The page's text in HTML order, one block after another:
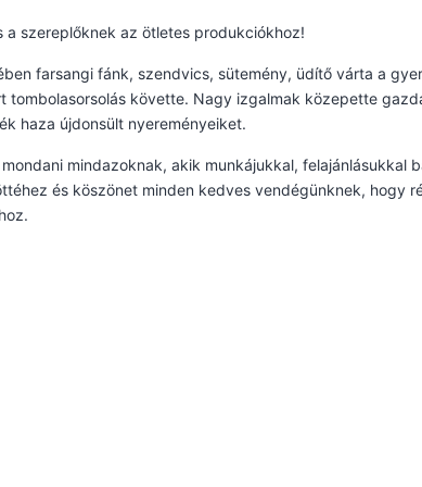
a szereplőknek az ötletes produkciókhoz!
farsangi fánk, szendvics, sütemény, üdítő várta a
tombolasorsolás követte. Nagy izgalmak közepette
haza újdonsült nyereményeiket.
mindazoknak, akik munkájukkal, felajánlásukkal
és köszönet minden kedves vendégünknek, hogy